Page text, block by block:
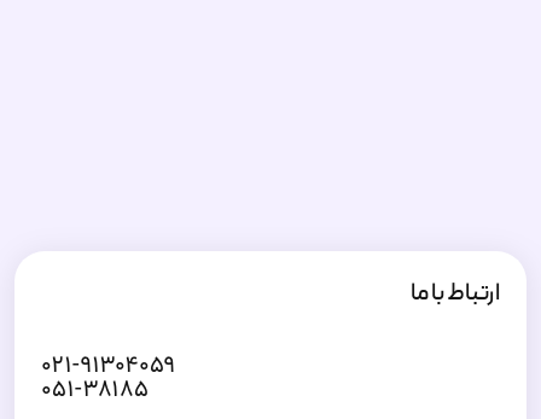
ارتباط با ما
۰۲۱-۹۱۳۰۴۰۵۹
۰۵۱-۳۸۱۸۵